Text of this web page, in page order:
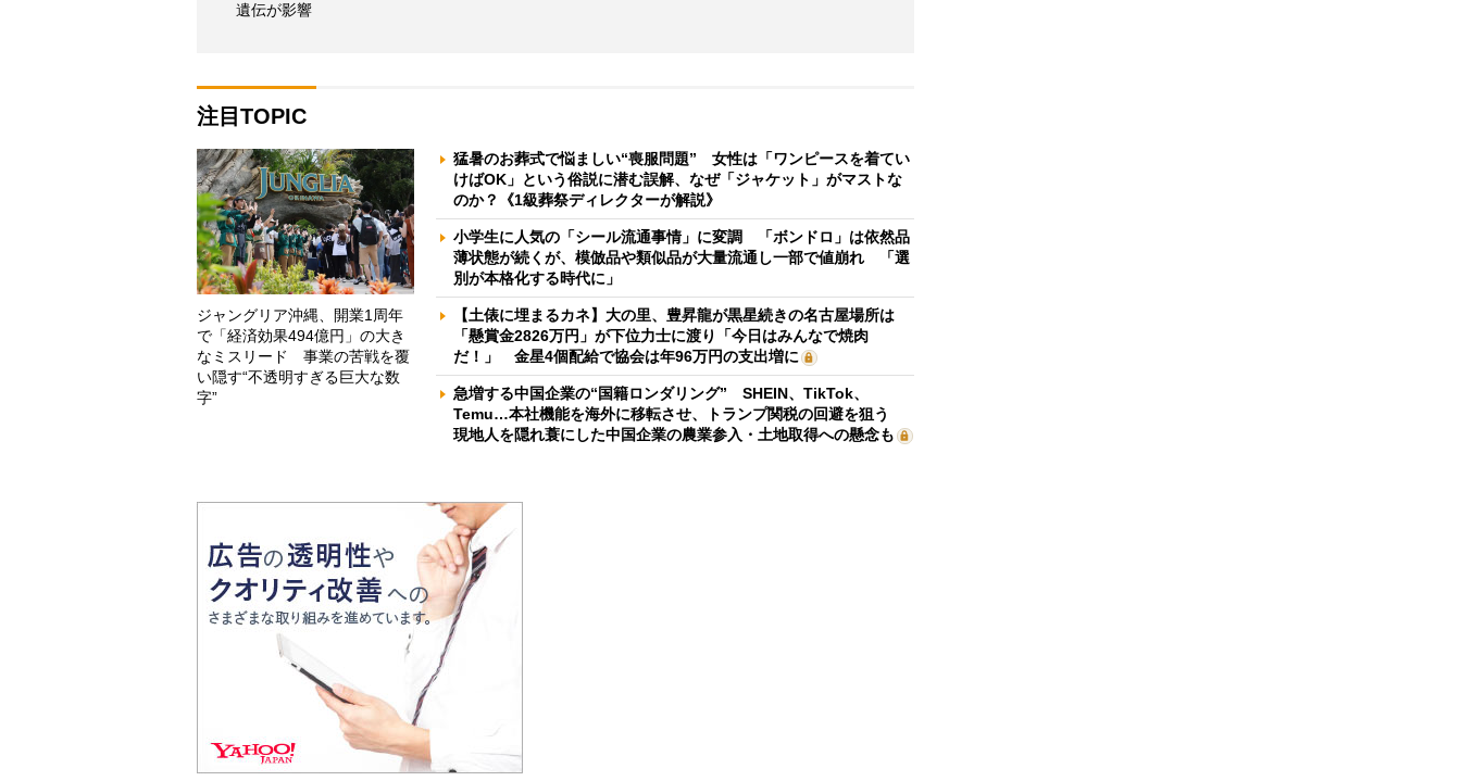
遺伝が影響
注目TOPIC
ジャングリア沖縄、開業1周年
で「経済効果494億円」の大き
なミスリード 事業の苦戦を覆
い隠す“不透明すぎる巨大な数
字”
猛暑のお葬式で悩ましい“喪服問題” 女性は「ワンピースを着てい
けばOK」という俗説に潜む誤解、なぜ「ジャケット」がマストな
のか？《1級葬祭ディレクターが解説》
小学生に人気の「シール流通事情」に変調 「ボンドロ」は依然品
薄状態が続くが、模倣品や類似品が大量流通し一部で値崩れ 「選
別が本格化する時代に」
【土俵に埋まるカネ】大の里、豊昇龍が黒星続きの名古屋場所は
「懸賞金2826万円」が下位力士に渡り「今日はみんなで焼肉
だ！」 金星4個配給で協会は年96万円の支出増に
急増する中国企業の“国籍ロンダリング” SHEIN、TikTok、
Temu…本社機能を海外に移転させ、トランプ関税の回避を狙う
現地人を隠れ蓑にした中国企業の農業参入・土地取得への懸念も